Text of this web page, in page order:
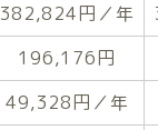
382,824円／年
196,176円
49,328円／年